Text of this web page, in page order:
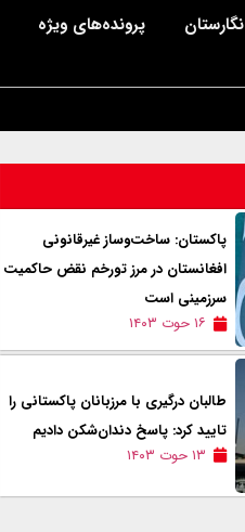
نگارستان پرونده‌های ویژه
پاکستان: ساخت‌وساز غیرقانونی
افغانستان در مرز تورخم نقض حاکمیت
سرزمینی است
۱۶ حوت ۱۴۰۳
طالبان درگیری‌ با مرزبانان پاکستانی را
تایید کرد: پاسخ ‌دندان‌شکن دادیم
۱۳ حوت ۱۴۰۳